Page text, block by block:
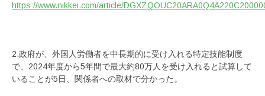
https://www.nikkei.com/article/
2.政府が、外国人労働者を中長期的に受け入れる特定技能制度
で、2024年度から5年間で最大約80万人を受け入れると試算して
いることが5日、関係者への取材で分かった。